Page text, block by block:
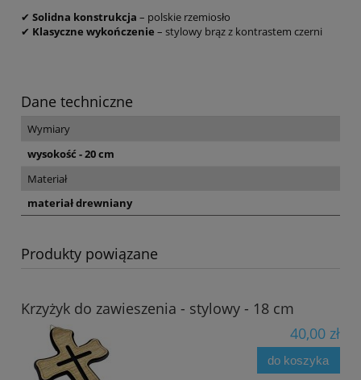
✔ Solidna konstrukcja – polskie rzemiosło
✔ Klasyczne wykończenie – stylowy brąz z kontrastem czerni
Dane techniczne
Wymiary
wysokość - 20 cm
Materiał
materiał drewniany
Produkty powiązane
Krzyżyk do zawieszenia - stylowy - 18 cm
40,00 zł
do koszyka